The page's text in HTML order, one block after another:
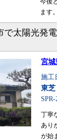
ます。
で太陽光発
宮城
施工
東芝
丁寧
あり
が始